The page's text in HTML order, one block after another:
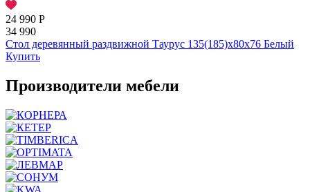
24 990 Р
34 990
Стол деревянный раздвижной Таурус 135(185)х80х76 Белый
Купить
Производители мебели